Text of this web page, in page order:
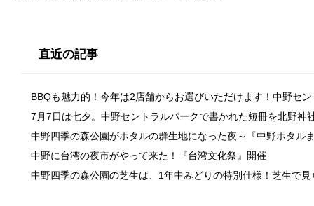
直近の記事
BBQも魅力的！今年は2店舗からお選びいただけます！中野セ
7月7日は七夕。中野セントラルパークで書かれた短冊を北野神
中野四季の森公園がホタルの群生地になった夜～『中野ホタル
中野に台湾の夜市がやって来た！『台湾文化祭』開催
中野四季の森公園の芝生は、1年中みどりの特別仕様！芝生で